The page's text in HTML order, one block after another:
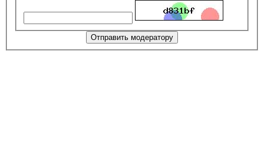
Отправить модератору